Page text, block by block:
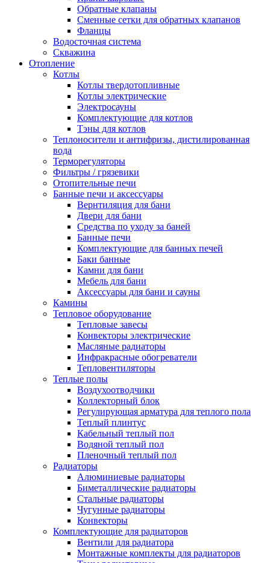
Обратные клапаны
Сменные сетки для обратных клапанов
Фланцы
Водосточная система
Скважина
Отопление
Котлы
Котлы твердотопливные
Котлы электрические
Электросауны
Комплектующие для котлов
Тэны для котлов
Теплоносители и антифризы, дистилированная
вода
Терморегуляторы
Фильтры / грязевики
Отопительные печи
Банные печи и аксессуары
Вернтиляция для бани
Двери для бани
Средства по уходу за баней
Банные печи
Комплектующие для банных печей
Баки банные
Камни для бани
Мебель для бани
Аксессуары для бани и сауны
Камины
Тепловое оборудование
Тепловые завесы
Конвекторы электрические
Масляные радиаторы
Инфракрасные обогреватели
Тепловентиляторы
Теплые полы
Воздухоотводчики
Коллекторный блок
Регулирующая арматура для теплого пола
Теплый плинтус
Кабельный теплый пол
Водяной теплый пол
Пленочный теплый пол
Радиаторы
Алюминиевые радиаторы
Биметаллические радиаторы
Стальные радиаторы
Чугунные радиаторы
Конвекторы
Комплектующие для радиаторов
Вентили для радиатора
Монтажные комплекты для радиаторов